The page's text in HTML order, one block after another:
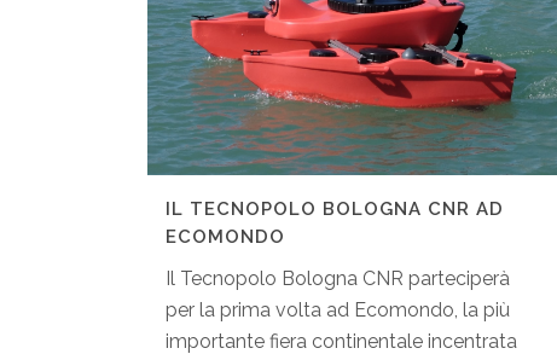
IL TECNOPOLO BOLOGNA CNR AD
ECOMONDO
Il Tecnopolo Bologna CNR parteciperà
per la prima volta ad Ecomondo, la più
importante fiera continentale incentrata